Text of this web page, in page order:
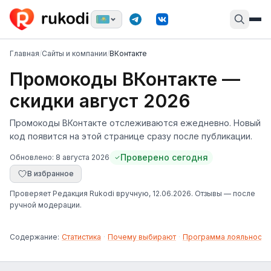
Главная/Сайты и компании/ВКонтакте
Промокоды ВКонтакте —
скидки август 2026
Промокоды ВКонтакте отслеживаются ежедневно. Новый
код появится на этой странице сразу после публикации.
Обновлено: 8 августа 2026 Проверено сегодня
В избранное
Проверяет Редакция Rukodi вручную, 12.06.2026. Отзывы — после
ручной модерации.
Содержание: Статистика · Почему выбирают · Программа лояльности